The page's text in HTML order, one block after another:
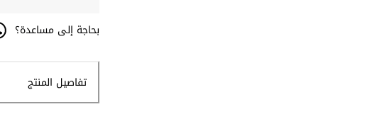
بحاجة إلى مساعدة؟
تفاصيل المنتج